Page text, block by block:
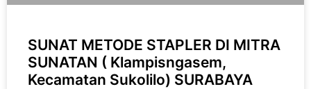
SUNAT METODE STAPLER DI MITRA
SUNATAN ( Klampisngasem,
Kecamatan Sukolilo) SURABAYA